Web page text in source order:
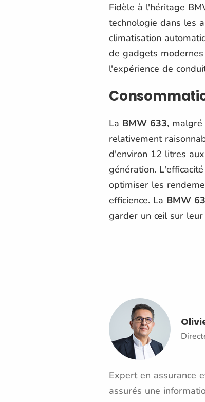
Fidèle à l'héritage
technologie dans les
climatisation
de gadgets
l'expérience de
La BMW 633, malgré
relativement
d'environ 12 litres
génération.
optimiser les
efficience. La BMW
garder un œil sur leur
Expert en assurance
assurés une